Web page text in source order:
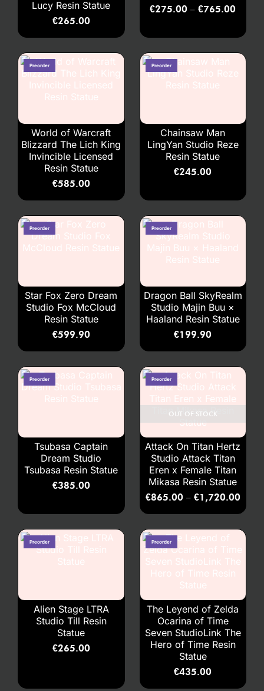
Lucy Resin Statue
€265.00
€275.00 – €765.00
World of Warcraft
Blizzard The Lich King
Invincible Licensed
Resin Statue
€585.00
Chainsaw Man
LingYan Studio Reze
Resin Statue
€245.00
Star Fox Zero Dream
Studio Fox McCloud
Resin Statue
€599.90
Dragon Ball SkyRealm
Studio Majin Buu ×
Haaland Resin Statue
€199.90
Tsubasa Captain
Dream Studio
Tsubasa Resin Statue
€385.00
OUT OF STOCK
Attack On Titan Hertz
Studio Attack Titan
Eren x Female Titan
Mikasa Resin Statue
€865.00 – €1,720.00
Alien Stage LTRA
Studio Till Resin
Statue
€265.00
The Leyend of Zelda
Ocarina of Time
Seven StudioLink The
Hero of Time Resin
Statue
€435.00